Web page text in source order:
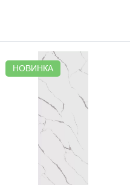
НОВИНКА